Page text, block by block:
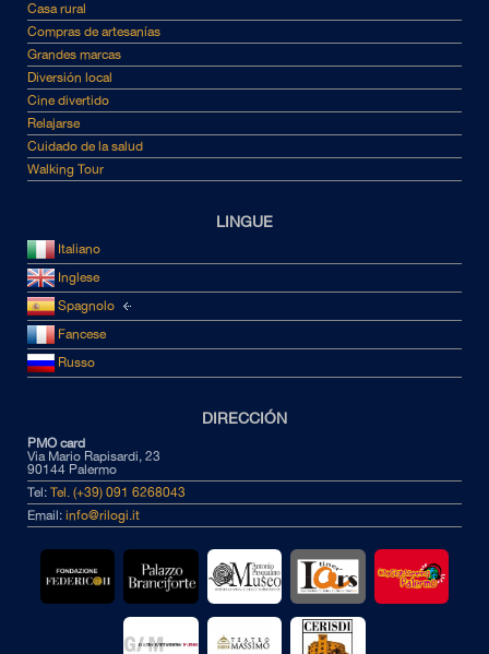
Casa rural
Compras de artesanías
Grandes marcas
Diversión local
Cine divertido
Relajarse
Cuidado de la salud
Walking Tour
LINGUE
Italiano
Inglese
Spagnolo
Fancese
Russo
DIRECCIÓN
PMO card
Via Mario Rapisardi, 23
90144 Palermo
Tel: Tel. (+39) 091 6268043
Email: info@rilogi.it